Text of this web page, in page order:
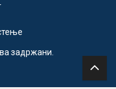
задржани.